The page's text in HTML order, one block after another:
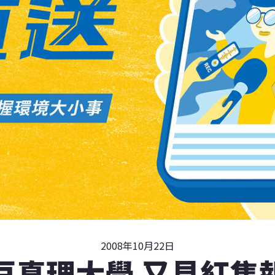
2008年10月22日